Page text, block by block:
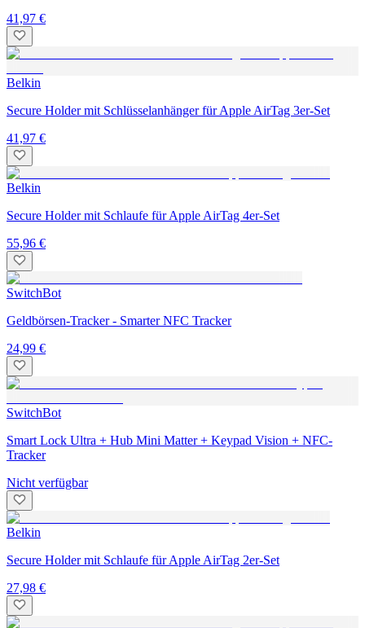
41,97 €
Belkin
Secure Holder mit Schlüsselanhänger für Apple AirTag 3er-Set
41,97 €
Belkin
Secure Holder mit Schlaufe für Apple AirTag 4er-Set
55,96 €
SwitchBot
Geldbörsen-Tracker - Smarter NFC Tracker
24,99 €
SwitchBot
Smart Lock Ultra + Hub Mini Matter + Keypad Vision + NFC-
Tracker
Nicht verfügbar
Belkin
Secure Holder mit Schlaufe für Apple AirTag 2er-Set
27,98 €